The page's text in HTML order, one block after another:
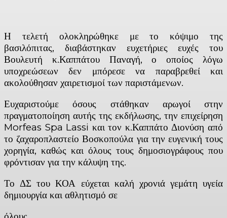
Η τελετή ολοκληρώθηκε με το κόψιμο της
βασιλόπιτας, διαβάστηκαν ευχετήριες ευχές του
Βουλευτή κ.Καππάτου Παναγή, ο οποίος λόγω
υποχρεώσεων δεν μπόρεσε να παραβρεθεί και
ακολούθησαν χαιρετισμοί των παριστάμενων.
Ευχαριστούμε όσους στάθηκαν αρωγοί στην
πραγματοποίηση αυτής της εκδήλωσης, την επιχείρηση
Morfeas Spa Lassi και τον κ.Καππάτο Διονύση από
το ζαχαροπλαστείο Βοσκοπούλα για την ευγενική τους
χορηγία, καθώς και όλους τους δημοσιογράφους που
φρόντισαν για την κάλυψη της.
Το ΔΣ του ΚΟΑ εύχεται καλή χρονιά γεμάτη υγεία
δημιουργία και αθλητισμό σε